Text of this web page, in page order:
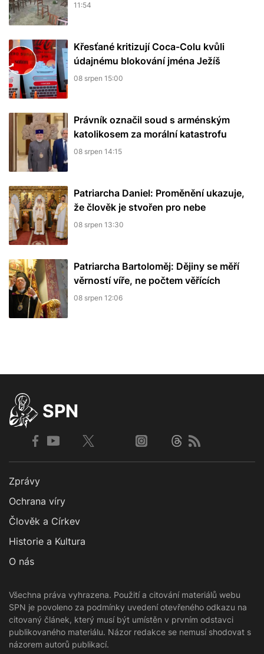
11:54
Křesťané kritizují Coca-Colu kvůli
údajnému blokování jména Ježíš
08 srpen 15:00
Právník označil soud s arménským
katolikosem za morální katastrofu
08 srpen 14:15
Patriarcha Daniel: Proměnění ukazuje,
že člověk je stvořen pro nebe
08 srpen 13:30
Patriarcha Bartoloměj: Dějiny se měří
věrností víře, ne počtem věřících
08 srpen 12:06
SPN
Zprávy
Ochrana víry
Člověk a Církev
Historie a Kultura
O nás
Všechna práva vyhrazena. Použití a citování materiálů webu
SPN je povoleno za podmínky uvedení otevřeného odkazu na
citovaný článek, který musí být umístěn v prvním odstavci
publikovaného materiálu. Názor redakce se nemusí shodovat s
názorem autorů publikací.